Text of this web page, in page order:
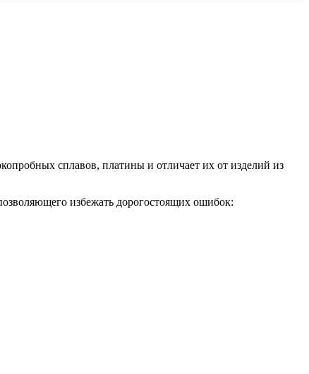
сплавов, платины и отличает их от изделий из
избежать дорогостоящих ошибок: